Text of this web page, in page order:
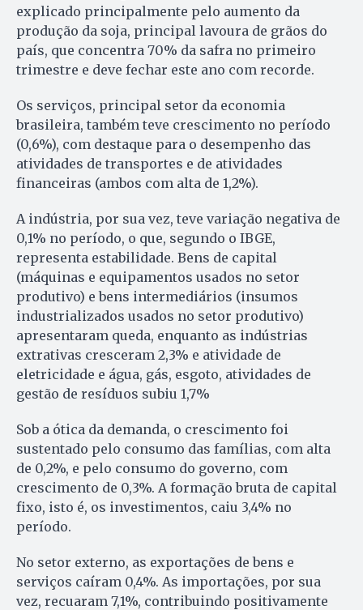
explicado principalmente pelo aumento da
produção da soja, principal lavoura de grãos do
país, que concentra 70% da safra no primeiro
trimestre e deve fechar este ano com recorde.
Os serviços, principal setor da economia
brasileira, também teve crescimento no período
(0,6%), com destaque para o desempenho das
atividades de transportes e de atividades
financeiras (ambos com alta de 1,2%).
A indústria, por sua vez, teve variação negativa de
0,1% no período, o que, segundo o IBGE,
representa estabilidade. Bens de capital
(máquinas e equipamentos usados no setor
produtivo) e bens intermediários (insumos
industrializados usados no setor produtivo)
apresentaram queda, enquanto as indústrias
extrativas cresceram 2,3% e atividade de
eletricidade e água, gás, esgoto, atividades de
gestão de resíduos subiu 1,7%
Sob a ótica da demanda, o crescimento foi
sustentado pelo consumo das famílias, com alta
de 0,2%, e pelo consumo do governo, com
crescimento de 0,3%. A formação bruta de capital
fixo, isto é, os investimentos, caiu 3,4% no
período.
No setor externo, as exportações de bens e
serviços caíram 0,4%. As importações, por sua
vez, recuaram 7,1%, contribuindo positivamente